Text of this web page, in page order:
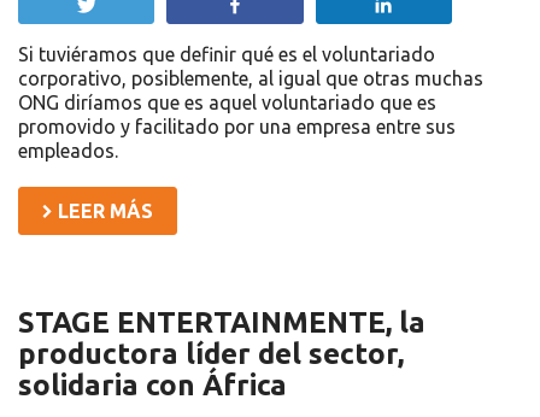
Si tuviéramos que definir qué es el voluntariado
corporativo, posiblemente, al igual que otras muchas
ONG diríamos que es aquel voluntariado que es
promovido y facilitado por una empresa entre sus
empleados.
LEER MÁS
STAGE ENTERTAINMENTE, la
productora líder del sector,
solidaria con África